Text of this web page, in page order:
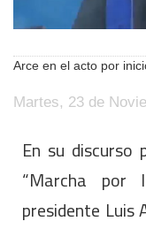
Arce en el acto por
Martes, 23 de
En su
“Marcha por
presidente